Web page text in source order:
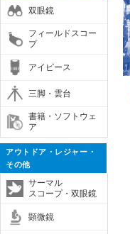
双眼鏡
フィールドスコー
プ
アイピース
三脚・雲台
書籍・ソフトウェ
ア
アウトドア・レジャー・
その他
サーマル
スコープ・双眼鏡
顕微鏡